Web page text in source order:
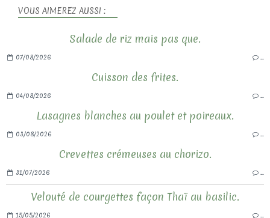
VOUS AIMEREZ AUSSI :
Salade de riz mais pas que.
07/08/2026
Cuisson des frites.
04/08/2026
Lasagnes blanches au poulet et poireaux.
03/08/2026
Crevettes crémeuses au chorizo.
31/07/2026
Velouté de courgettes façon Thaï au basilic.
15/05/2026